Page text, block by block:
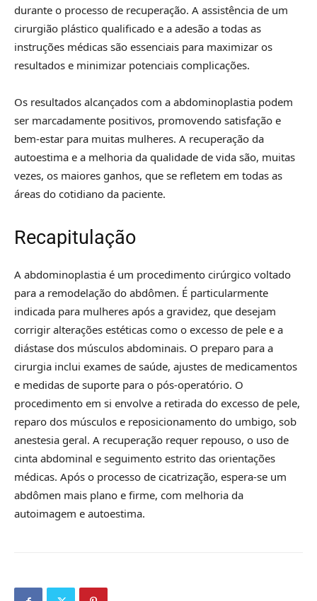
durante o processo de recuperação. A assistência de um
cirurgião plástico qualificado e a adesão a todas as
instruções médicas são essenciais para maximizar os
resultados e minimizar potenciais complicações.
Os resultados alcançados com a abdominoplastia podem
ser marcadamente positivos, promovendo satisfação e
bem-estar para muitas mulheres. A recuperação da
autoestima e a melhoria da qualidade de vida são, muitas
vezes, os maiores ganhos, que se refletem em todas as
áreas do cotidiano da paciente.
Recapitulação
A abdominoplastia é um procedimento cirúrgico voltado
para a remodelação do abdômen. É particularmente
indicada para mulheres após a gravidez, que desejam
corrigir alterações estéticas como o excesso de pele e a
diástase dos músculos abdominais. O preparo para a
cirurgia inclui exames de saúde, ajustes de medicamentos
e medidas de suporte para o pós-operatório. O
procedimento em si envolve a retirada do excesso de pele,
reparo dos músculos e reposicionamento do umbigo, sob
anestesia geral. A recuperação requer repouso, o uso de
cinta abdominal e seguimento estrito das orientações
médicas. Após o processo de cicatrização, espera-se um
abdômen mais plano e firme, com melhoria da
autoimagem e autoestima.